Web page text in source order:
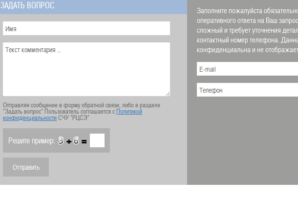
ЗАДАТЬ ВОПРОС
Отправляя сообщение в форму обратной связи, либо в разделе
"Задать вопрос" Пользователь соглашается сПолитикой
конфиденциальностиСЧУ "РЦСЭ"
Решите пример: + =
Заполните пожалуйста
оперативного ответа на Ваш
сложный и требует уточнения
контактный номер телефона.
конфиденциальна и не